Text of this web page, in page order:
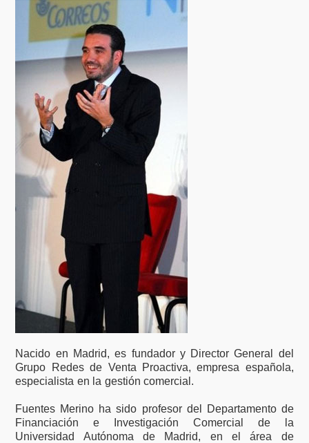
Nacido en Madrid, es fundador y Director General del
Grupo Redes de Venta Proactiva, empresa española,
especialista en la gestión comercial.
Fuentes Merino ha sido profesor del Departamento de
Financiación e Investigación Comercial de la
Universidad Autónoma de Madrid, en el área de